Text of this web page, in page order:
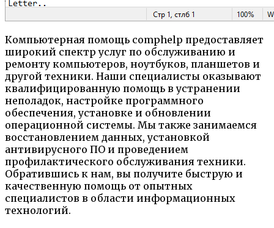
Компьютерная помощь comphelp предоставляет
широкий спектр услуг по обслуживанию и
ремонту компьютеров, ноутбуков, планшетов и
другой техники. Наши специалисты оказывают
квалифицированную помощь в устранении
неполадок, настройке программного
обеспечения, установке и обновлении
операционной системы. Мы также занимаемся
восстановлением данных, установкой
антивирусного ПО и проведением
профилактического обслуживания техники.
Обратившись к нам, вы получите быструю и
качественную помощь от опытных
специалистов в области информационных
технологий.